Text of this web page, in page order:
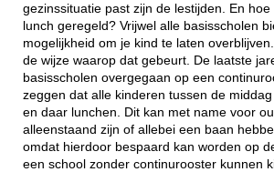
gezinssituatie past zijn de lestijden. En
lunch geregeld? Vrijwel alle basisscholen
mogelijkheid om je kind te laten
de wijze waarop dat gebeurt. De laatste
basisscholen overgegaan op een
zeggen dat alle kinderen tussen de
en daar lunchen. Dit kan met name voor
alleenstaand zijn of allebei een baan
omdat hierdoor bespaard kan worden op
een school zonder continurooster kunnen